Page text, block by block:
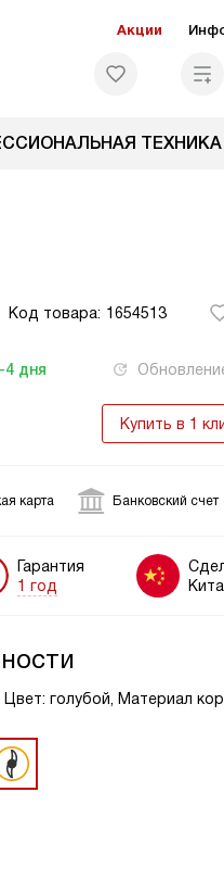
Акции
ТЕХНИКА
Код товара: 1654513
4 дня
Купить в 1
карта Банковский счет
Гарантия
1 год
голубой, Материал